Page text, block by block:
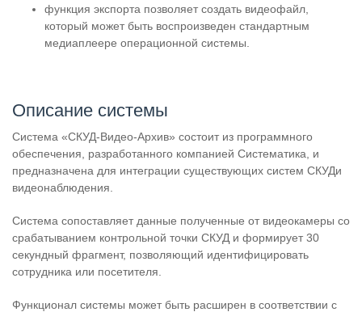
функция экспорта позволяет создать видеофайл,
который может быть воспроизведен стандартным
медиаплеере операционной системы.
Описание системы
Система «СКУД-Видео-Архив» состоит из программного
обеспечения, разработанного компанией Систематика, и
предназначена для интеграции существующих систем СКУДи
видеонаблюдения.
Система сопоставляет данные полученные от видеокамеры со
срабатыванием контрольной точки СКУД и формирует 30
секундный фрагмент, позволяющий идентифицировать
сотрудника или посетителя.
Функционал системы может быть расширен в соответствии с